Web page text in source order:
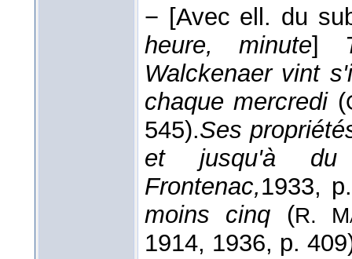
− [Avec ell. du
heure, minute]
Walckenaer vint
chaque mercredi (
545).Ses
et jusqu'à
Frontenac,1933,
moins cinq (R.
1914, 1936, p.